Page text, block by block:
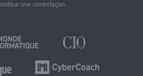
une contrefaçon.